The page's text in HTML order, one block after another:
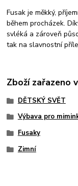
Fusak je měkký,
během procházek.
svléká a zároveň
tak na slavnostní
Zboží zařazeno
DĚTSKÝ SVĚT
Výbava pro
Fusaky
Zimní